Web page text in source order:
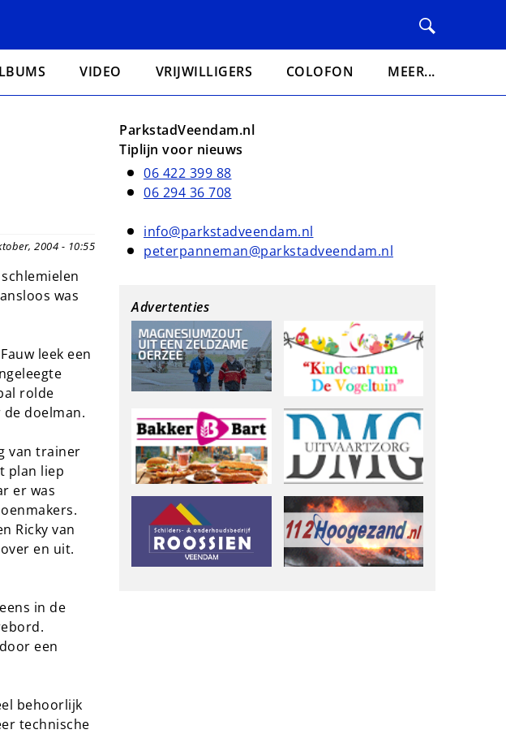
VIDEO VRIJWILLIGERS COLOFON MEER...
2004 - 10:55
was
leek een
rolde
doelman.
van trainer
plan liep
er was
Ricky van
en uit.
in de
een
behoorlijk
technische
ParkstadVeendam.nl
Tiplijn voor nieuws
06 422 399 88
06 294 36 708
info@parkstadveendam.nl
peterpanneman@parkstadveendam.nl
Advertenties